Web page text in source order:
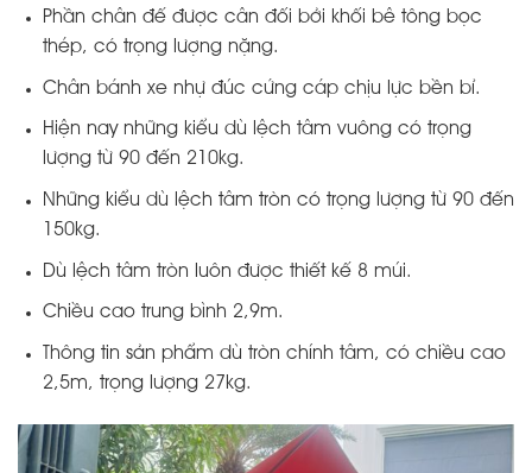
Phần chân đế được cân đối bởi khối bê tông bọc
thép, có trọng lượng nặng.
Chân bánh xe nhự đúc cứng cáp chịu lực bền bỉ.
Hiện nay những kiểu dù lệch tâm vuông có trọng
lượng từ 90 đến 210kg.
Những kiểu dù lệch tâm tròn có trọng lượng từ 90 đến
150kg.
Dù lệch tâm tròn luôn được thiết kế 8 múi.
Chiều cao trung bình 2,9m.
Thông tin sản phẩm dù tròn chính tâm, có chiều cao
2,5m, trọng lượng 27kg.